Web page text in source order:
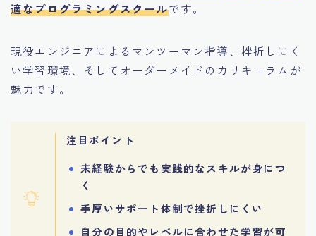
適なプログラミングスクールです。
現役エンジニアによるマンツーマン指導、挫折しにく
い学習環境、そしてオーダーメイドのカリキュラムが
魅力です。
注目ポイント
未経験からでも実践的なスキルが身につ
く
手厚いサポート体制で挫折しにくい
自分の目的やレベルに合わせた学習が可